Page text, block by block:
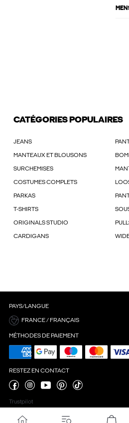
CATÉGORIES POPULAIRES
JEANS
MANTEAUX ET BLOUSONS
SURCHEMISES
COSTUMES COMPLETS
PARKAS
T-SHIRTS
ORIGINALS STUDIO
CARDIGANS
PAYS/LANGUE
FRANCE / FRANÇAIS
MÉTHODES DE PAIEMENT
RESTEZ EN CONTACT
Trustpilot